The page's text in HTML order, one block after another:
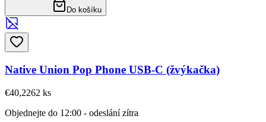
Do košíku
Native Union Pop Phone USB-C (žvýkačka)
€40,2262 ks
Objednejte do 12:00 - odeslání zítra